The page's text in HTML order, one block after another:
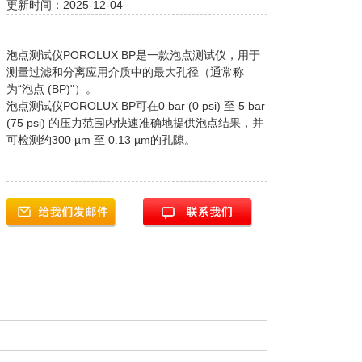
更新时间：2025-12-04
泡点测试仪POROLUX BP是一款泡点测试仪，用于
测量过滤和分离应用介质中的最大孔径（通常称
为“泡点 (BP)"）。
泡点测试仪POROLUX BP可在0 bar (0 psi) 至 5 bar
(75 psi) 的压力范围内快速准确地提供泡点结果，并
可检测约300 µm 至 0.13 µm的孔隙。